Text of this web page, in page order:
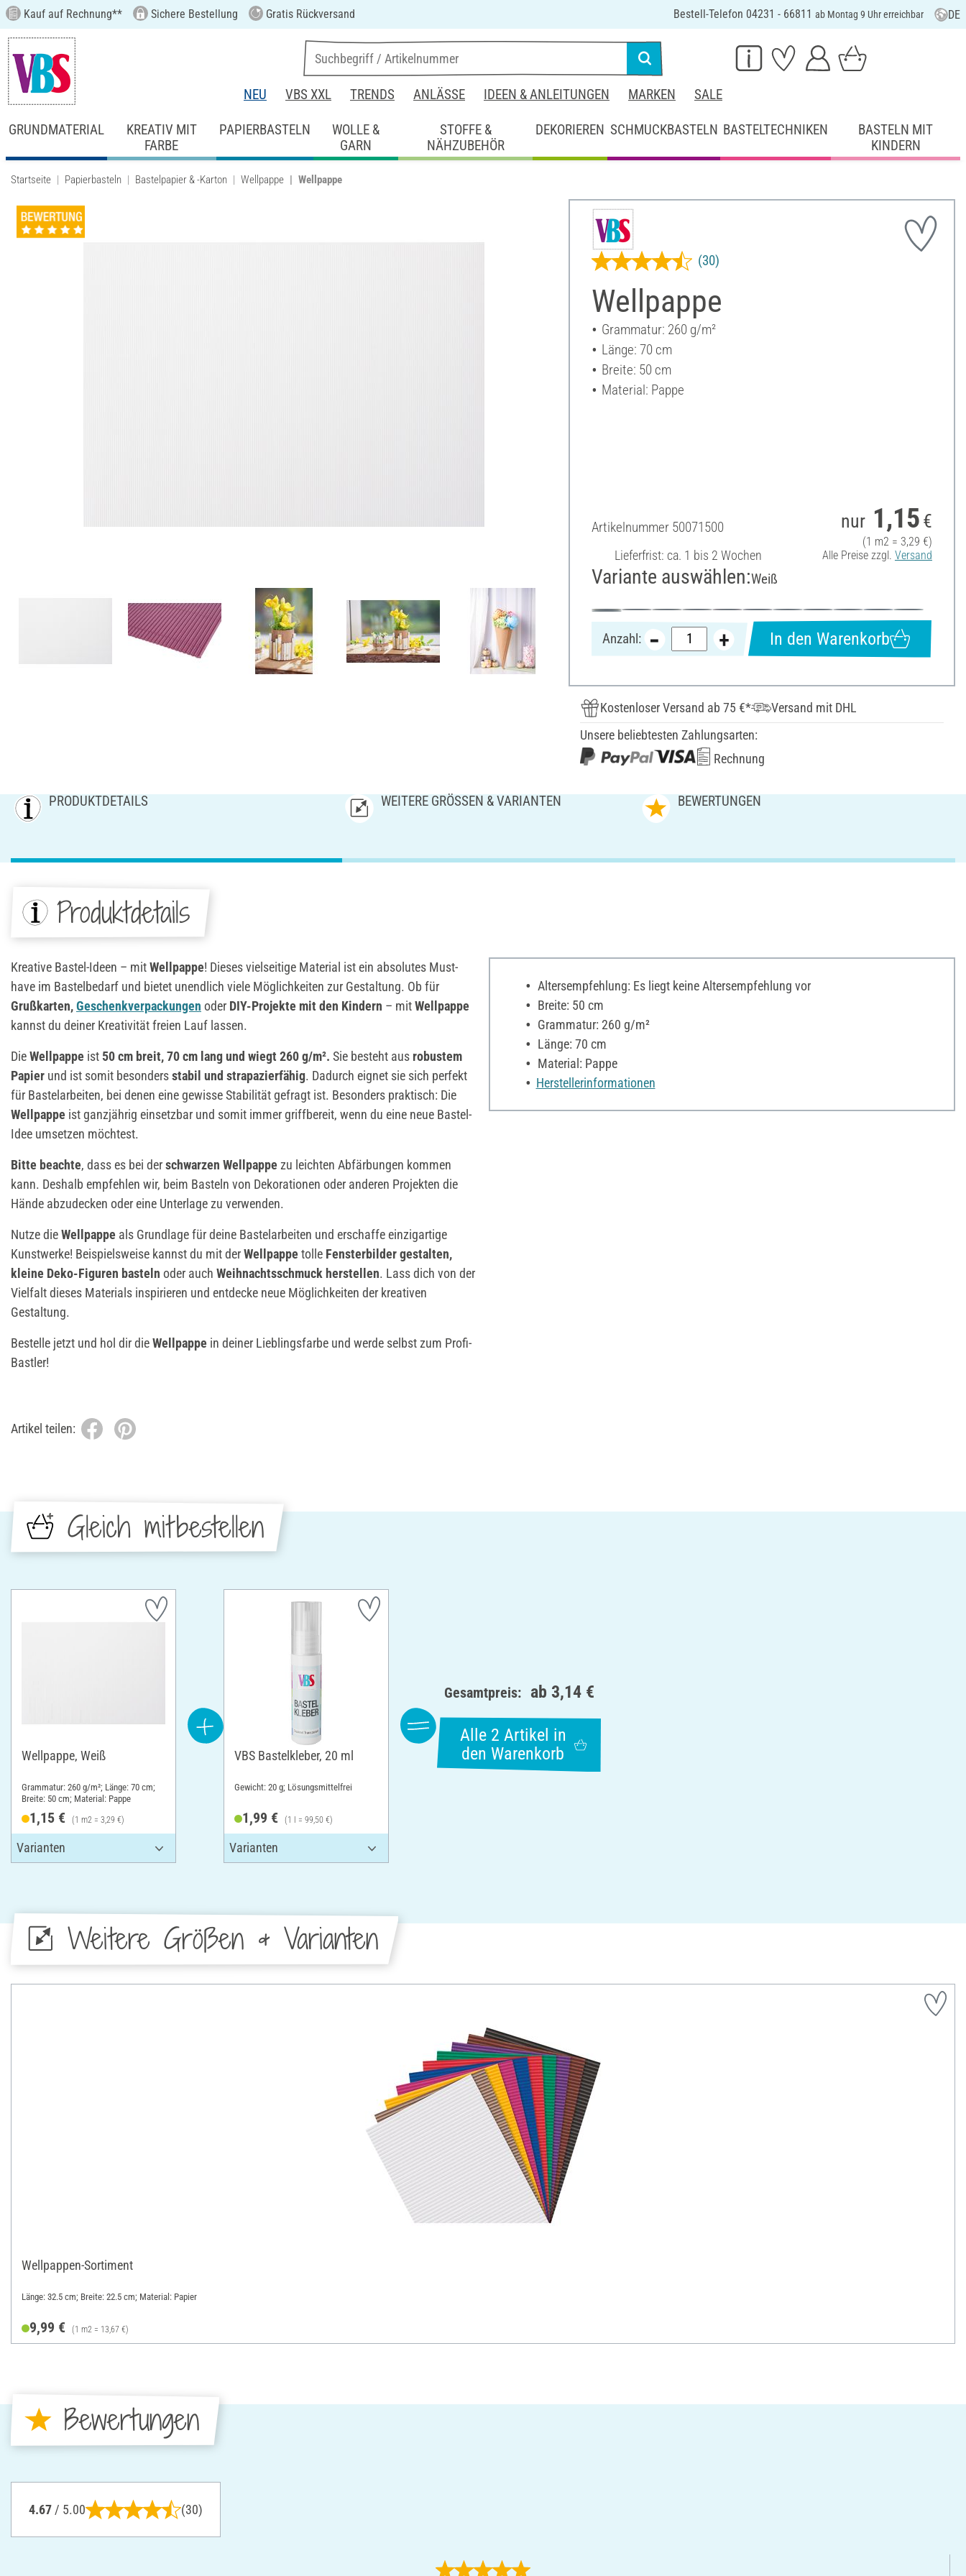
Kauf auf Rechnung** Sichere Bestellung Gratis Rückversand Bestell-Telefon 04231 - 66811 ab Montag 9 Uhr erreichbar DE
NEU VBS XXL TRENDS ANLÄSSE IDEEN & ANLEITUNGEN MARKEN SALE
GRUNDMATERIAL
KREATIV MIT
FARBE
PAPIERBASTELN
WOLLE &
GARN
STOFFE &
NÄHZUBEHÖR
DEKORIEREN SCHMUCKBASTELN BASTELTECHNIKEN
BASTELN MIT
KINDERN
Startseite Papierbasteln Bastelpapier & -Karton Wellpappe Wellpappe
Wellpappe
(30)
Grammatur: 260 g/m²
Länge: 70 cm
Breite: 50 cm
Material: Pappe
Artikelnummer 50071500
Lieferfrist: ca. 1 bis 2 Wochen
nur 1,15 €
(1 m2 = 3,29 €)
Alle Preise zzgl. Versand
Variante auswählen:Weiß
Anzahl: In den Warenkorb
Kostenloser Versand ab 75 €*
Versand mit DHL
Unsere beliebtesten Zahlungsarten:
Rechnung
PRODUKTDETAILS WEITERE GRÖSSEN & VARIANTEN BEWERTUNGEN
Produktdetails
Kreative Bastel-Ideen – mitWellpappe! Dieses vielseitige Material ist ein absolutes Must-
have im Bastelbedarf und bietet unendlich viele Möglichkeiten zur Gestaltung. Ob für
Grußkarten,Geschenkverpackungen oder DIY-Projekte mit den Kindern – mitWellpappe
kannst du deiner Kreativität freien Lauf lassen.
DieWellpappe ist 50 cm breit, 70 cm lang und wiegt 260 g/m². Sie besteht aus robustem
Papier und ist somit besondersstabil und strapazierfähig. Dadurch eignet sie sich perfekt
für Bastelarbeiten, bei denen eine gewisse Stabilität gefragt ist. Besonders praktisch: Die
Wellpappe ist ganzjährig einsetzbar und somit immer griffbereit, wenn du eine neue Bastel-
Idee umsetzen möchtest.
Bitte beachte, dass es bei derschwarzen Wellpappe zu leichten Abfärbungen kommen
kann. Deshalb empfehlen wir, beim Basteln von Dekorationen oder anderen Projekten die
Hände abzudecken oder eine Unterlage zu verwenden.
Nutze dieWellpappe als Grundlage für deine Bastelarbeiten und erschaffe einzigartige
Kunstwerke! Beispielsweise kannst du mit derWellpappe tolle Fensterbilder gestalten,
kleine Deko-Figuren basteln oder auch Weihnachtsschmuck herstellen. Lass dich von der
Vielfalt dieses Materials inspirieren und entdecke neue Möglichkeiten der kreativen
Gestaltung.
Bestelle jetzt und hol dir dieWellpappe in deiner Lieblingsfarbe und werde selbst zum Profi-
Bastler!
Altersempfehlung: Es liegt keine Altersempfehlung vor
Breite: 50 cm
Grammatur: 260 g/m²
Länge: 70 cm
Material: Pappe
Herstellerinformationen
Artikel teilen:
Gleich mitbestellen
Wellpappe, Weiß
Grammatur: 260 g/m²; Länge: 70 cm;
Breite: 50 cm; Material: Pappe
1,15 € (1 m2 = 3,29 €)
VBS Bastelkleber, 20 ml
Gewicht: 20 g; Lösungsmittelfrei
1,99 € (1 l = 99,50 €)
Gesamtpreis: ab 3,14 €
Alle 2 Artikel in
den Warenkorb
Weitere Größen & Varianten
Wellpappen-Sortiment
Länge: 32.5 cm; Breite: 22.5 cm; Material: Papier
9,99 € (1 m2 = 13,67 €)
Bewertungen
4.67 / 5.00 (30)